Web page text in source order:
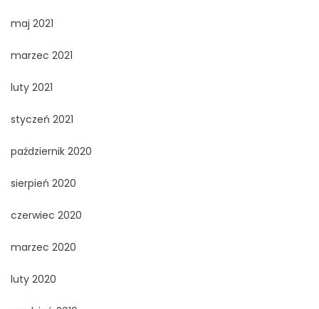
maj 2021
marzec 2021
luty 2021
styczeń 2021
październik 2020
sierpień 2020
czerwiec 2020
marzec 2020
luty 2020